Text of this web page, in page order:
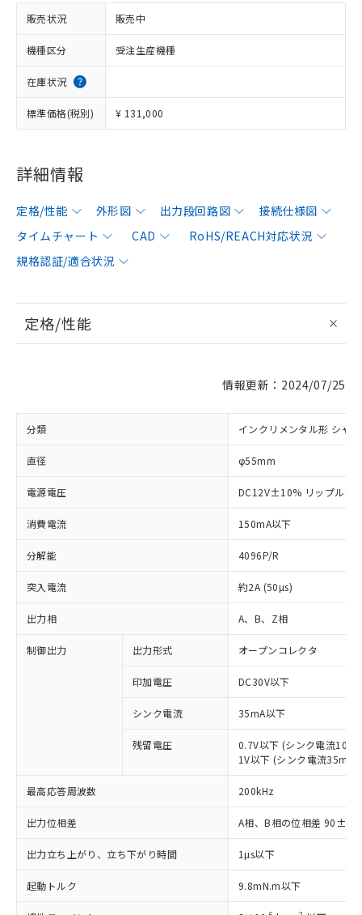
販売状況 販売中
機種区分 受注生産機種
在庫状況
標準価格(税別) ¥ 131,000
詳細情報
定格/性能 外形図 出力段回路図
接続仕様図
タイムチャート
CAD
RoHS/REACH対応状況
規格認証/適合状況
定格/性能
情報更新：2024/07/25
分類 インクリメンタル形 シャ
直径 φ55mm
電源電圧 DC12V±10% リップル(p-
消費電流 150mA以下
分解能 4096P/R
突入電流 約2A (50µs)
出力相 A、B、Z相
制御出力 出力形式 オープンコレクタ
印加電圧 DC30V以下
シンク電流 35mA以下
残留電圧
0.7V以下 (シンク電流
1V以下 (シンク電流35mA
最高応答周波数 200kHz
出力位相差 A相、B相の位相差
出力立ち上がり、立ち下がり時間 1µs以下
起動トルク 9.8mN.m以下
ご利用条件
以下の条件をお読みいただき、同意のうえ
対応済み：EU RoHS指令（10物質）の
非含有に対応した製品が提供可能な商品で
す。
対応予定：EU RoHS指令（10物質）の非含
有に対応した製品に切り替える予定のある
対応予定なし：EU RoHS指令（10物質）の
非含有に非対応の商品で、対応品を出す予